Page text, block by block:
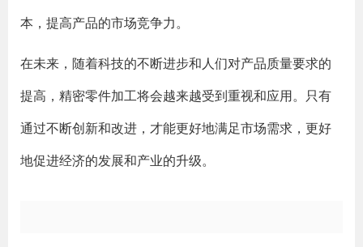
本，提高产品的市场竞争力。
在未来，随着科技的不断进步和人们对产品质量要求的
提高，精密零件加工将会越来越受到重视和应用。只有
通过不断创新和改进，才能更好地满足市场需求，更好
地促进经济的发展和产业的升级。